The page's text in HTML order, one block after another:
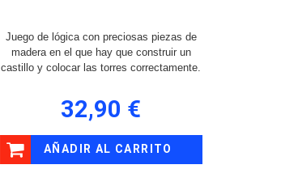
Juego de lógica con preciosas piezas de
madera en el que hay que construir un
castillo y colocar las torres correctamente.
32,90 €
AÑADIR AL CARRITO